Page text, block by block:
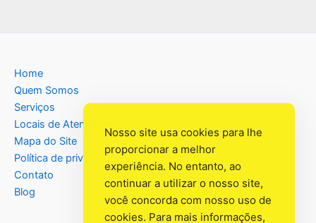
Home
Quem Somos
Serviços
Locais de Atendimento
Mapa do Site
Política de privacidade
Contato
Blog
Nosso site usa cookies para lhe
proporcionar a melhor
experiência. No entanto, ao
continuar a utilizar o nosso site,
você concorda com nosso uso de
cookies. Para mais informações,